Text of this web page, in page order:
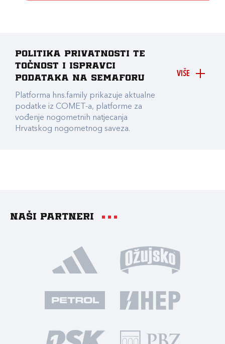
VIŠE
Politika privatnosti te
točnost i ispravci
podataka na Semaforu
Platforma hns.family prikazuje aktualne
podatke iz COMET-a, platforme za
vođenje nogometnih natjecanja
Hrvatskog nogometnog saveza.
Naši partneri